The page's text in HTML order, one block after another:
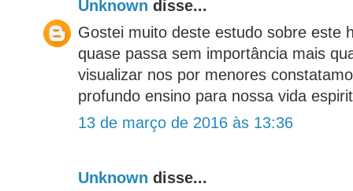
Unknown disse...
Gostei muito deste estudo sobre este
quase passa sem importância mais
visualizar nos por menores
profundo ensino para nossa vida
13 de março de 2016 às 13:36
Unknown disse...